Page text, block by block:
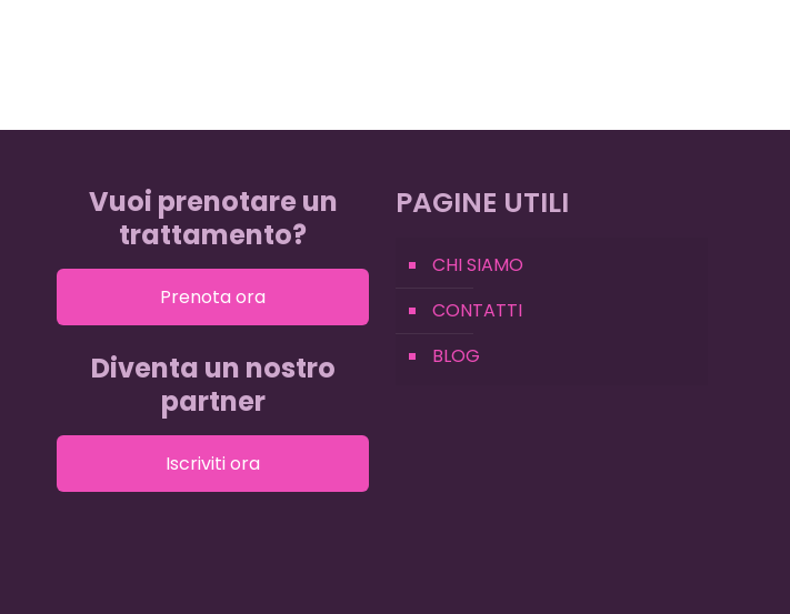
Vuoi prenotare un
trattamento?
Prenota ora
Diventa un nostro
partner
Iscriviti ora
PAGINE UTILI
CHI SIAMO
CONTATTI
BLOG